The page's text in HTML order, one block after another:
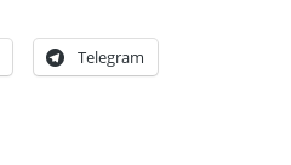
Telegram